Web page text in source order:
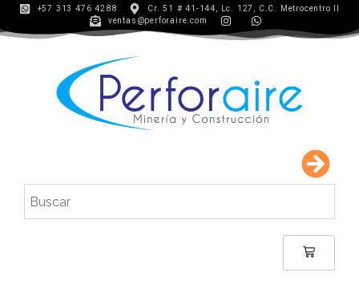
+57 313 476 4288
Cr. 51 # 41-144, Lc. 127, C.C. Metrocentro II
ventas@perforaire.com